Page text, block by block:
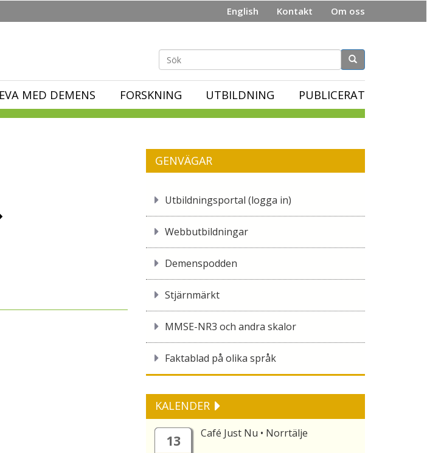
English Kontakt Om oss
Sökformulär
MED DEMENS FORSKNING UTBILDNING PUBLICERAT
GENVÄGAR
Utbildningsportal (logga in)
Webbutbildningar
Demenspodden
Stjärnmärkt
MMSE-NR3 och andra skalor
Faktablad på olika språk
KALENDER
13 Café Just Nu • Norrtälje